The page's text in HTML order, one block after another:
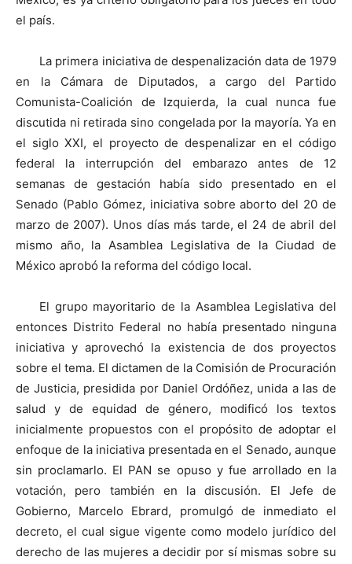
el país.
La primera iniciativa de despenalización data de 1979
en la Cámara de Diputados, a cargo del Partido
Comunista-Coalición de Izquierda, la cual nunca fue
discutida ni retirada sino congelada por la mayoría. Ya en
el siglo XXI, el proyecto de despenalizar en el código
federal la interrupción del embarazo antes de 12
semanas de gestación había sido presentado en el
Senado (Pablo Gómez, iniciativa sobre aborto del 20 de
marzo de 2007). Unos días más tarde, el 24 de abril del
mismo año, la Asamblea Legislativa de la Ciudad de
México aprobó la reforma del código local.
El grupo mayoritario de la Asamblea Legislativa del
entonces Distrito Federal no había presentado ninguna
iniciativa y aprovechó la existencia de dos proyectos
sobre el tema. El dictamen de la Comisión de Procuración
de Justicia, presidida por Daniel Ordóñez, unida a las de
salud y de equidad de género, modificó los textos
inicialmente propuestos con el propósito de adoptar el
enfoque de la iniciativa presentada en el Senado, aunque
sin proclamarlo. El PAN se opuso y fue arrollado en la
votación, pero también en la discusión. El Jefe de
Gobierno, Marcelo Ebrard, promulgó de inmediato el
decreto, el cual sigue vigente como modelo jurídico del
derecho de las mujeres a decidir por sí mismas sobre su